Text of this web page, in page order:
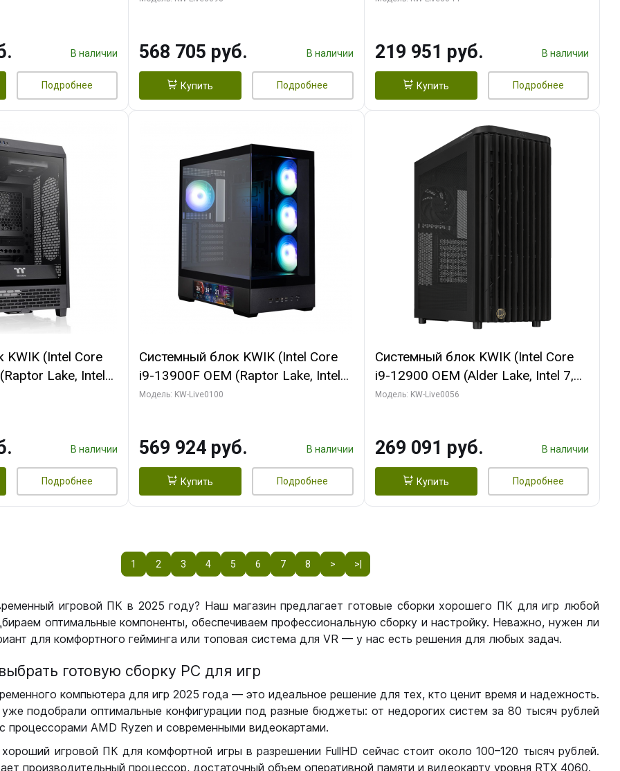
В наличии
Подробнее
Turbo/ 512 ГБ SSD)
568 705 руб. В наличии
Купить Подробнее
HD/ 512 ГБ SSD)
219 951 руб. В наличии
Купить Подробнее
KWIK (Intel Core
Lake, Intel
ГБ ОЗУ (2
SSD)
В наличии
Подробнее
Системный блок KWIK (Intel Core
i9-13900F OEM (Raptor Lake, Intel
7, Efficient-co/ 16 ГБ ОЗУ (2
Turbo/ 512 ГБ SSD)
Модель: KW-Live0100
569 924 руб. В наличии
Купить Подробнее
Системный блок KWIK (Intel Core
i9-12900 OEM (Alder Lake, Intel 7,
C16 8EC/8PC/T2/ 64 ГБ ОЗУ (2
ТБ SSD)
Модель: KW-Live0056
269 091 руб. В наличии
Купить Подробнее
1 2 3 4 5 6 7 8 > >|
игровой ПК в 2025 году? Наш магазин предлагает готовые сборки хорошего ПК для игр любой
оптимальные компоненты, обеспечиваем профессиональную сборку и настройку. Неважно, нужен ли
для комфортного гейминга или топовая система для VR — у нас есть решения для любых задач.
готовую сборку РС для игр
компьютера для игр 2025 года — это идеальное решение для тех, кто ценит время и надежность.
подобрали оптимальные конфигурации под разные бюджеты: от недорогих систем за 80 тысяч рублей
AMD Ryzen и современными видеокартами.
игровой ПК для комфортной игры в разрешении FullHD сейчас стоит около 100–120 тысяч рублей.
производительный процессор, достаточный объем оперативной памяти и видеокарту уровня RTX 4060.